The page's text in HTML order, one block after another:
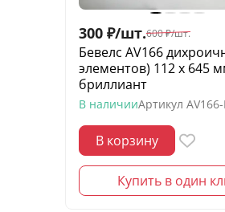
300 ₽/шт.600 ₽/шт.
Бевелс AV166
элементов) 112 х 645
бриллиант
В наличииАртикул
В корзину
Купить в один